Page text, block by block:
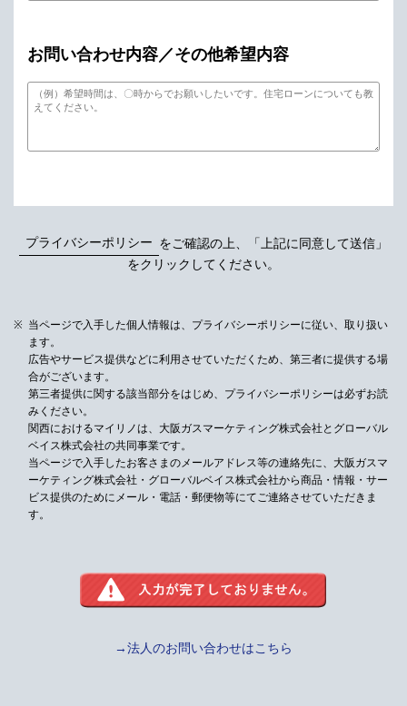
お問い合わせ内容／その他希望内容
プライバシーポリシー をご確認の上、「上記に同意して送信」
をクリックしてください。
当ページで入手した個人情報は、プライバシーポリシーに従い、取り扱い
ます。
広告やサービス提供などに利用させていただくため、第三者に提供する場
合がございます。
第三者提供に関する該当部分をはじめ、プライバシーポリシーは必ずお読
みください。
関西におけるマイリノは、大阪ガスマーケティング株式会社とグローバル
ベイス株式会社の共同事業です。
当ページで入手したお客さまのメールアドレス等の連絡先に、大阪ガスマ
ーケティング株式会社・グローバルベイス株式会社から商品・情報・サー
ビス提供のためにメール・電話・郵便物等にてご連絡させていただきま
す。
→法人のお問い合わせはこちら